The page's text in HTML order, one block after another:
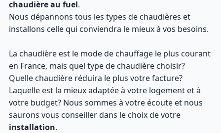
chaudière au fuel.
Nous dépannons tous les types de chaudières et
installons celle qui conviendra le mieux à vos besoins.
La chaudière est le mode de chauffage le plus courant
en France, mais quel type de chaudière choisir?
Quelle chaudière réduira le plus votre facture?
Laquelle est la mieux adaptée à votre logement et à
votre budget? Nous sommes à votre écoute et nous
saurons vous conseiller dans le choix de votre
installation.